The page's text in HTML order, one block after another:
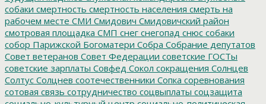
собаки смертность смертность населения смерть на
рабочем месте СМИ Смидович Смидовичский район
смотровая площадка СМП снег снегопад снюс собаки
собор Парижской Богоматери Собра Собрание депутатов
Совет ветеранов Совет Федерации советские ГОСТы
советские зарплаты Совфед Сокол сокращения Солнцев
Солтус Солцнев соотечественники Сопка соревнования
сотовая связь сотрудничество соцвыплаты соцзащита